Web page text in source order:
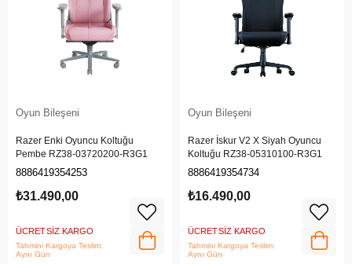
Oyun Bileşeni
Razer Enki Oyuncu Koltuğu
Pembe RZ38-03720200-R3G1
8886419354253
₺31.490,00
ÜCRETSIZ KARGO
Tahmini Kargoya Teslim:
Aynı Gün
Oyun Bileşeni
Razer İskur V2 X Siyah Oyuncu
Koltuğu RZ38-05310100-R3G1
8886419354734
₺16.490,00
ÜCRETSIZ KARGO
Tahmini Kargoya Teslim:
Aynı Gün